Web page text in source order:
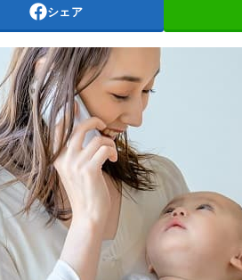
シェア